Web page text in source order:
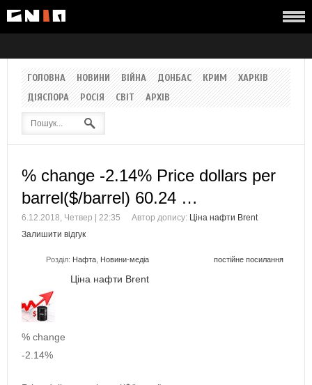
ГОЛОВНА НОВИНИ ВІЙНА ДОНБАС КРИМ
ХАРКІВ
ДІЯСПОРА
РОСІЯ СВІТ АРХІВ
% change -2.14% Price dollars per
barrel($/barrel) 60.24 …
6.12.2018, Четвер | 22:35 Автор допису: Ціна нафти Brent
Залишити відгук
Розділ: Нафта Новини-медіа постійне посилання
Ціна нафти Brent
% change
-2.14%